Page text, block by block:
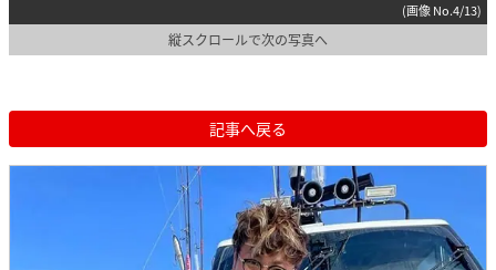
(画像 No.4/13)
縦スクロールで次の写真へ
記事へ戻る